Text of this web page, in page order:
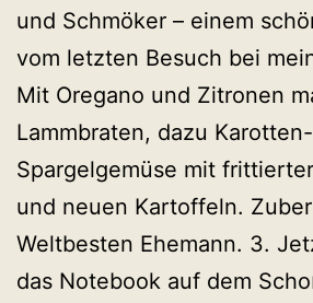
und Schmöker – einem
vom letzten Besuch bei
Mit Oregano und Zitronen
Lammbraten, dazu
Spargelgemüse mit
und neuen Kartoffeln.
Weltbesten Ehemann. 3.
das Notebook auf dem